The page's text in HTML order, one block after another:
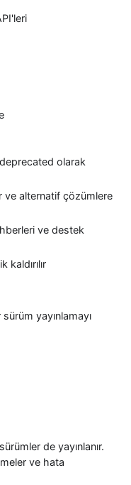
olarak
ve alternatif çözümlere
ve destek
kaldırılır
yayınlamayı
de yayınlanır.
ve hata